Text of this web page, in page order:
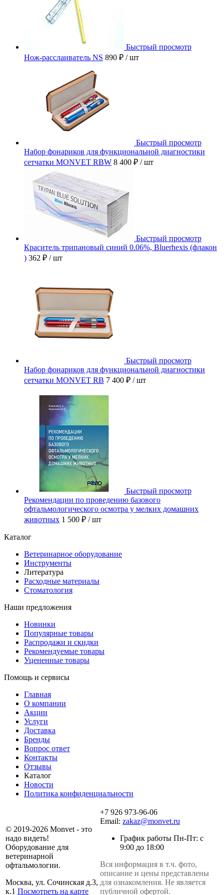
Быстрый просмотр
Нож-расслаиватель NS 890 ₽ / шт
Быстрый просмотр
Набор фонариков для функциональной диагностики
сетчатки MONVET RBW 8 400 ₽ / шт
Быстрый просмотр
Краситель трипановый синий 0.06%, Bluerhexis (флакон
) 362 ₽ / шт
Быстрый просмотр
Набор фонариков для функциональной диагностики
сетчатки MONVET RB 7 400 ₽ / шт
Быстрый просмотр
Рекомендации по проведению базового
офтальмологического осмотра у мелких домашних
животных 1 500 ₽ / шт
Каталог
Ветеринарное оборудование
Инструменты
Литература
Расходные материалы
Стоматология
Наши предложения
Новинки
Популярные товары
Распродажи и скидки
Рекомендуемые товары
Уцененные товары
Помощь и сервисы
Главная
О компании
Акции
Услуги
Доставка
Бренды
Вопрос ответ
Контакты
Отзывы
Каталог
Новости
Политика конфиденциальности
© 2019-2026 Monvet - это
надо видеть!
Оборудование для
ветеринарной
офтальмологии.
Москва, ул. Сочинская д.3,
к.1 Посмотреть на карте
+7 926 973-96-06
Email: zakaz@monvet.ru
График работы Пн-Пт: с
9:00 до 18:00
Вся информация в т.ч. фото,
описание и цены представлены
для ознакомления. Не является
публичной офертой.